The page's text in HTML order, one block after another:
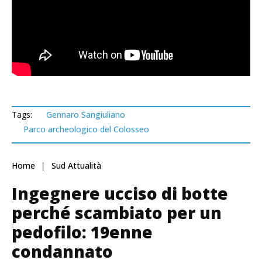
Tags:
Gennaro Sangiuliano
Parco archeologico del Colosseo
Home Sud Attualità
Ingegnere ucciso di botte
perché scambiato per un
pedofilo: 19enne
condannato